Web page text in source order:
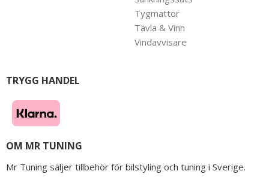
Tygmattor
Tävla & Vinn
Vindavvisare
TRYGG HANDEL
OM MR TUNING
Mr Tuning säljer tillbehör för bilstyling och tuning i Sverige.